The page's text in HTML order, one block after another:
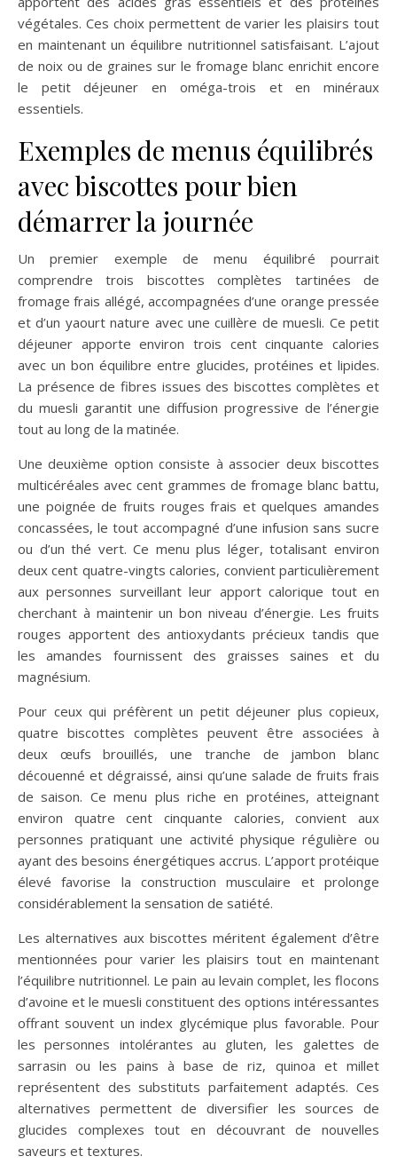
végétales. Ces choix permettent de varier les plaisirs tout
en maintenant un équilibre nutritionnel satisfaisant. L’ajout
de noix ou de graines sur le fromage blanc enrichit encore
le petit déjeuner en oméga-trois et en minéraux
essentiels.
Exemples de menus équilibrés
avec biscottes pour bien
démarrer la journée
Un premier exemple de menu équilibré pourrait
comprendre trois biscottes complètes tartinées de
fromage frais allégé, accompagnées d’une orange pressée
et d’un yaourt nature avec une cuillère de muesli. Ce petit
déjeuner apporte environ trois cent cinquante calories
avec un bon équilibre entre glucides, protéines et lipides.
La présence de fibres issues des biscottes complètes et
du muesli garantit une diffusion progressive de l’énergie
tout au long de la matinée.
Une deuxième option consiste à associer deux biscottes
multicéréales avec cent grammes de fromage blanc battu,
une poignée de fruits rouges frais et quelques amandes
concassées, le tout accompagné d’une infusion sans sucre
ou d’un thé vert. Ce menu plus léger, totalisant environ
deux cent quatre-vingts calories, convient particulièrement
aux personnes surveillant leur apport calorique tout en
cherchant à maintenir un bon niveau d’énergie. Les fruits
rouges apportent des antioxydants précieux tandis que
les amandes fournissent des graisses saines et du
magnésium.
Pour ceux qui préfèrent un petit déjeuner plus copieux,
quatre biscottes complètes peuvent être associées à
deux œufs brouillés, une tranche de jambon blanc
découenné et dégraissé, ainsi qu’une salade de fruits frais
de saison. Ce menu plus riche en protéines, atteignant
environ quatre cent cinquante calories, convient aux
personnes pratiquant une activité physique régulière ou
ayant des besoins énergétiques accrus. L’apport protéique
élevé favorise la construction musculaire et prolonge
considérablement la sensation de satiété.
Les alternatives aux biscottes méritent également d’être
mentionnées pour varier les plaisirs tout en maintenant
l’équilibre nutritionnel. Le pain au levain complet, les flocons
d’avoine et le muesli constituent des options intéressantes
offrant souvent un index glycémique plus favorable. Pour
les personnes intolérantes au gluten, les galettes de
sarrasin ou les pains à base de riz, quinoa et millet
représentent des substituts parfaitement adaptés. Ces
alternatives permettent de diversifier les sources de
glucides complexes tout en découvrant de nouvelles
saveurs et textures.